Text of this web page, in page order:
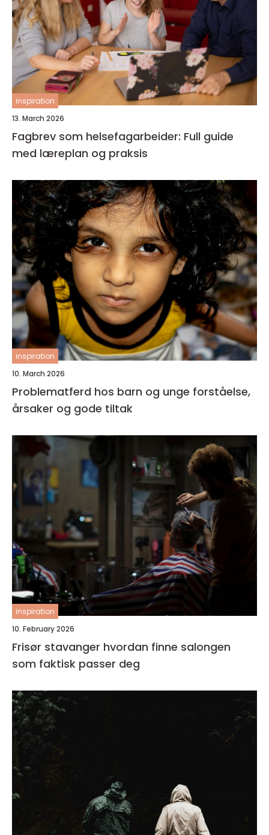
inspiration
13. March 2026
Fagbrev som helsefagarbeider: Full guide
med læreplan og praksis
inspiration
10. March 2026
Problematferd hos barn og unge forståelse,
årsaker og gode tiltak
inspiration
10. February 2026
Frisør stavanger hvordan finne salongen
som faktisk passer deg